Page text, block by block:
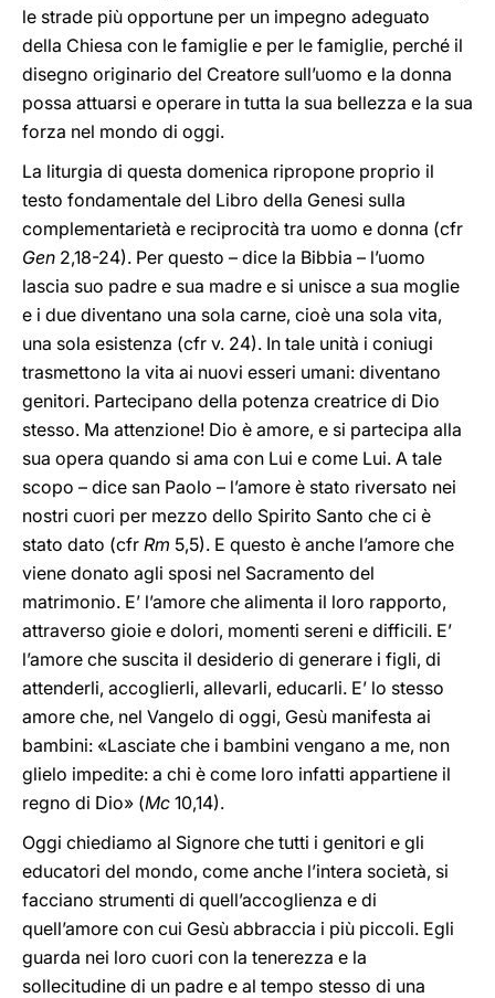
le strade più opportune per un impegno adeguato
della Chiesa con le famiglie e per le famiglie, perché il
disegno originario del Creatore sull’uomo e la donna
possa attuarsi e operare in tutta la sua bellezza e la sua
forza nel mondo di oggi.
La liturgia di questa domenica ripropone proprio il
testo fondamentale del Libro della Genesi sulla
complementarietà e reciprocità tra uomo e donna (cfr
Gen 2,18-24). Per questo – dice la Bibbia – l’uomo
lascia suo padre e sua madre e si unisce a sua moglie
e i due diventano una sola carne, cioè una sola vita,
una sola esistenza (cfr v. 24). In tale unità i coniugi
trasmettono la vita ai nuovi esseri umani: diventano
genitori. Partecipano della potenza creatrice di Dio
stesso. Ma attenzione! Dio è amore, e si partecipa alla
sua opera quando si ama con Lui e come Lui. A tale
scopo – dice san Paolo – l’amore è stato riversato nei
nostri cuori per mezzo dello Spirito Santo che ci è
stato dato (cfr Rm 5,5). E questo è anche l’amore che
viene donato agli sposi nel Sacramento del
matrimonio. E’ l’amore che alimenta il loro rapporto,
attraverso gioie e dolori, momenti sereni e difficili. E’
l’amore che suscita il desiderio di generare i figli, di
attenderli, accoglierli, allevarli, educarli. E’ lo stesso
amore che, nel Vangelo di oggi, Gesù manifesta ai
bambini: «Lasciate che i bambini vengano a me, non
glielo impedite: a chi è come loro infatti appartiene il
regno di Dio» (Mc 10,14).
Oggi chiediamo al Signore che tutti i genitori e gli
educatori del mondo, come anche l’intera società, si
facciano strumenti di quell’accoglienza e di
quell’amore con cui Gesù abbraccia i più piccoli. Egli
guarda nei loro cuori con la tenerezza e la
sollecitudine di un padre e al tempo stesso di una